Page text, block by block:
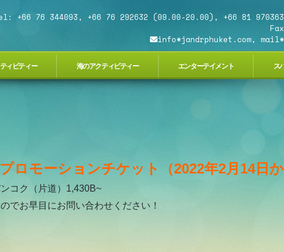
+66 76 344093, +66 76 292632 (09.00-20.00), +66 81
info*jandrphuket.com,
ィビティー 海のアクティビティー エンターテイメント ス
モーションチケット（2022年2月14日か
コク（片道）1,430B~
でお早目にお問い合わせください！